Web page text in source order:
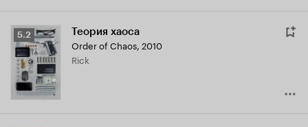
Рейтинг
Кинопоиска
5.2
5.2 Теория хаоса
Order of Chaos, 2010
Rick